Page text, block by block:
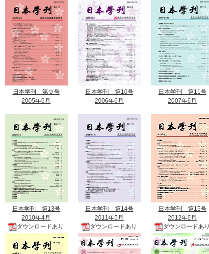
日本学刊 第９号
2005年6月
日本学刊 第10号
2006年6月
日本学刊 第11号
2007年6月
日本学刊 第13号
2010年4月
ダウンロードあり
日本学刊 第14号
2011年5月
ダウンロードあり
日本学刊 第15号
2012年6月
ダウンロードあり